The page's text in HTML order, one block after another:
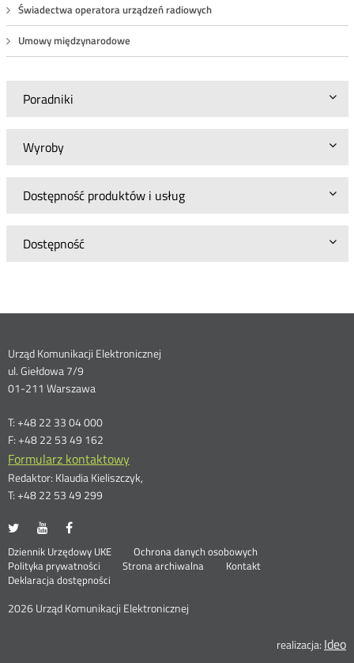
Świadectwa operatora urządzeń radiowych
Umowy międzynarodowe
Poradniki
Wyroby
Dostępność produktów i usług
Dostępność
Dane
kontaktowe
Urząd Komunikacji Elektronicznej
ul. Giełdowa 7/9
01-211 Warszawa
T: +48 22 33 04 000
F: +48 22 53 49 162
Formularz kontaktowy
Redaktor: Klaudia Kieliszczyk,
T: +48 22 53 49 299
UKE
portalu
Twitter
Otwórz
nowym
oknie
UKE
portalu
Youtube
Otwórz
nowym
oknie
portalu
Facebook
nowym
oknie
Stopka
menu
Dziennik Urzędowy UKE Otwórz
Ochrona danych osobowych
Polityka prywatności
Otwórz
w
oknie
Strona archiwalna
Kontakt
Deklaracja dostępności
2026 Urząd Komunikacji Elektronicznej
realizacja: Ideo